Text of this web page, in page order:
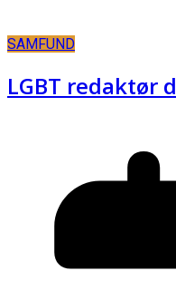
SAMFUND
LGBT redaktør